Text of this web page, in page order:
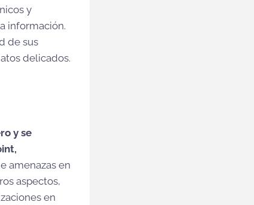
y
información.
de sus
delicados.
y se
amenazas en
aspectos,
en